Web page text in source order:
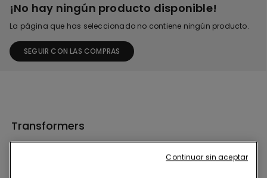
¡No hay ningún producto disponible!
La página que has seleccionado no contiene ningún producto.
SEGUIR CON LAS COMPRAS
Transformers
Continuar sin aceptar